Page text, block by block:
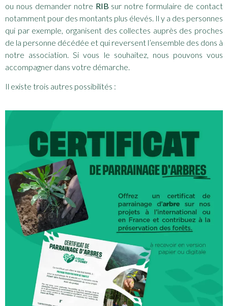
ou nous demander notre RIB sur notre formulaire de contact
notamment pour des montants plus élevés. Il y a des personnes
qui par exemple, organisent des collectes auprès des proches
de la personne décédée et qui reversent l’ensemble des dons à
notre association. Si vous le souhaitez, nous pouvons vous
accompagner dans votre démarche.
Il existe trois autres possibilités :